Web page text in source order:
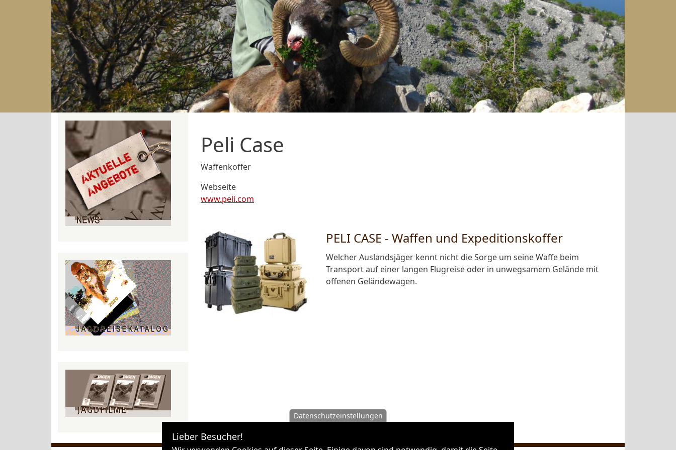
Peli Case
Waffenkoffer
Webseite
www.peli.com
PELI CASE - Waffen und Expeditionskoffer
Welcher Auslandsjäger kennt nicht die Sorge um seine Waffe beim
Transport auf einer langen Flugreise oder in unwegsamem Gelände mit
offenen Geländewagen.
Datenschutzeinstellungen
Lieber Besucher!